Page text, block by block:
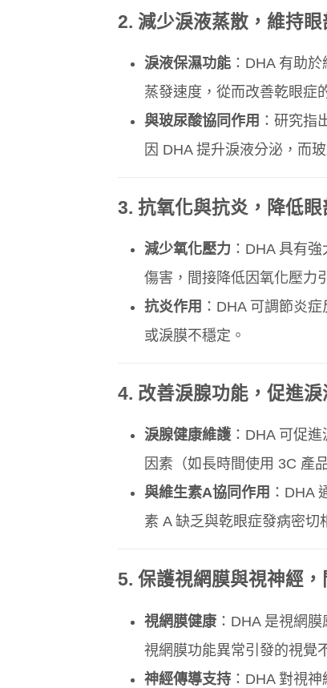
2. 減少淚液蒸散，維持眼
淚液保濕功能 ：DHA 有助
蒸發速度，從而改善乾眼症
與玻尿酸協同作用 ：研究指
因 DHA 提升淚液分泌，而
3. 抗氧化與抗炎，降低
減少氧化壓力 ：DHA 具有
傷害，間接降低因氧化壓力
抗炎作用 ：DHA 可調節炎
或淚膜不穩定。
4. 改善淚腺功能，促進淚
淚腺健康維護 ：DHA 可促
因素（如長時間使用 3C 產
與維生素A協同作用 ：DHA
素 A 缺乏與乾眼症發病密切
5. 保護視網膜與視神經
視網膜健康 ：DHA 是視網
視網膜功能異常引發的視覺
神經傳導支持 ：DHA 對視